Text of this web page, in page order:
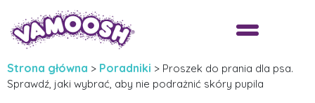
Strona główna > Poradniki > Proszek do prania dla psa.
Sprawdź, jaki wybrać, aby nie podrażnić skóry pupila